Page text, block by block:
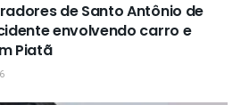
de Santo Antônio de
envolvendo carro e
Piatã